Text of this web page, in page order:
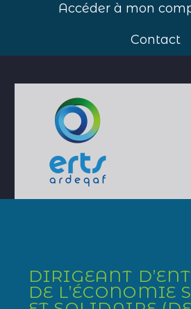
Accéder à mon
Contact
d’Entreprise de
Solidaire (DEESS)
DIRIGEANT
DE L’ÉCONOMIE